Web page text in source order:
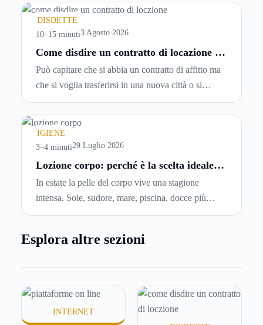
leggerle davvero. Tutto avviene in pochi minuti,
spesso senza che ci si fermi a capire dove si sta
entrando.
DISDETTE
10–15 minuti3 Agosto 2026
Come disdire un contratto di locazione in
modo corretto ed efficace
Può capitare che si abbia un contratto di affitto ma
che si voglia trasferirsi in una nuova città o si
abbiano problemi a pagare il canone, per cui si
comincia a cercare un’altra abitazione: è legittimo
chiedersi se è possibile
locazioneprima che scada. In questa guida
capiremo come inviare la disdetta per un contratto
IGIENE
3–4 minuti29 Luglio 2026
Lozione corpo: perché è la scelta ideale
In estate la pelle del corpo vive una stagione
intensa. Sole, sudore, mare, piscina, docce più
frequenti e aria condizionata possono renderla
meno confortevole. Eppure, proprio nei mesi caldi,
o difficili da assorbire.
Esplora altre sezioni
INTERNET